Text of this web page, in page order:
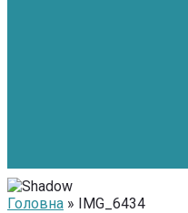
Головна » IMG_6434